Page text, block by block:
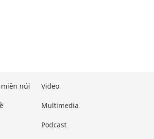
núi Video
Multimedia
Podcast